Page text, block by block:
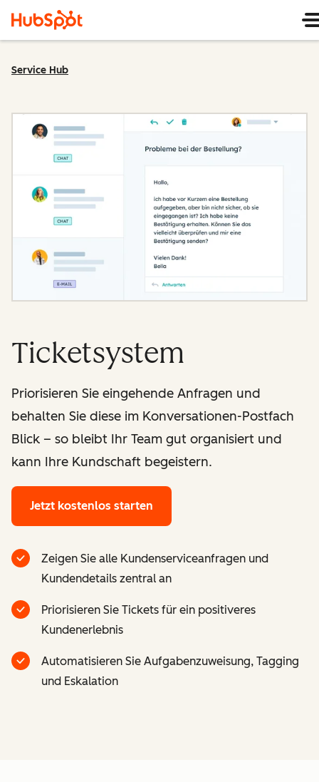
Service Hub
Ticketsystem
Priorisieren Sie eingehende Anfragen und
behalten Sie diese im Konversationen-Postfach
Blick – so bleibt Ihr Team gut organisiert und
kann Ihre Kundschaft begeistern.
Jetzt kostenlos starten
Zeigen Sie alle Kundenserviceanfragen und
Kundendetails zentral an
Priorisieren Sie Tickets für ein positiveres
Kundenerlebnis
Automatisieren Sie Aufgabenzuweisung, Tagging
und Eskalation